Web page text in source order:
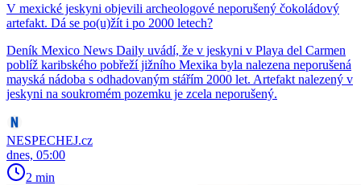
V mexické jeskyni objevili archeologové neporušený čokoládový
artefakt. Dá se po(u)žít i po 2000 letech?
Deník Mexico News Daily uvádí, že v jeskyni v Playa del Carmen
poblíž karibského pobřeží jižního Mexika byla nalezena neporušená
mayská nádoba s odhadovaným stářím 2000 let. Artefakt nalezený v
jeskyni na soukromém pozemku je zcela neporušený.
NESPECHEJ.cz
dnes, 05:00
2 min